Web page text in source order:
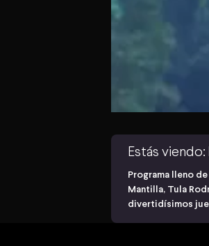
Estás viendo:
Programa lleno
Mantilla, Tula
divertidísimos